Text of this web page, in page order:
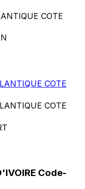
COTE
COTE
COTE
Code-